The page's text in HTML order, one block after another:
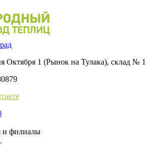
Октября 1 (Рынок на Тулака), склад № 1
и филиалы